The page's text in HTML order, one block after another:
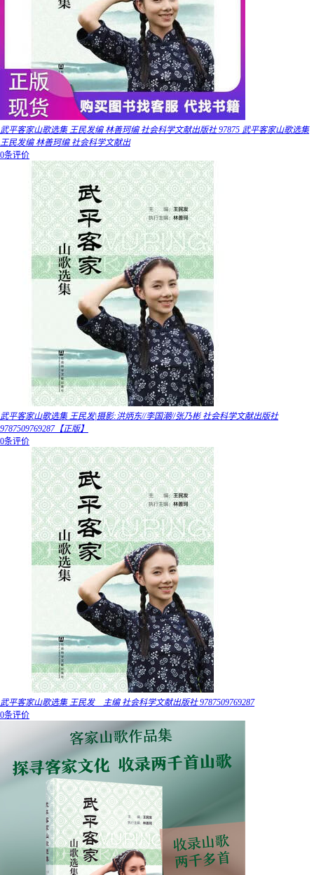
武平客家山歌选集 王民发编 林善珂编 社会科学文献出版社 97875 武平客家山歌选集
王民发编 林善珂编 社会科学文献出
0条评价
武平客家山歌选集 王民发|摄影:洪炳东//李国潮//张乃彬 社会科学文献出版社
9787509769287【正版】
0条评价
武平客家山歌选集 王民发 主编 社会科学文献出版社 9787509769287
0条评价